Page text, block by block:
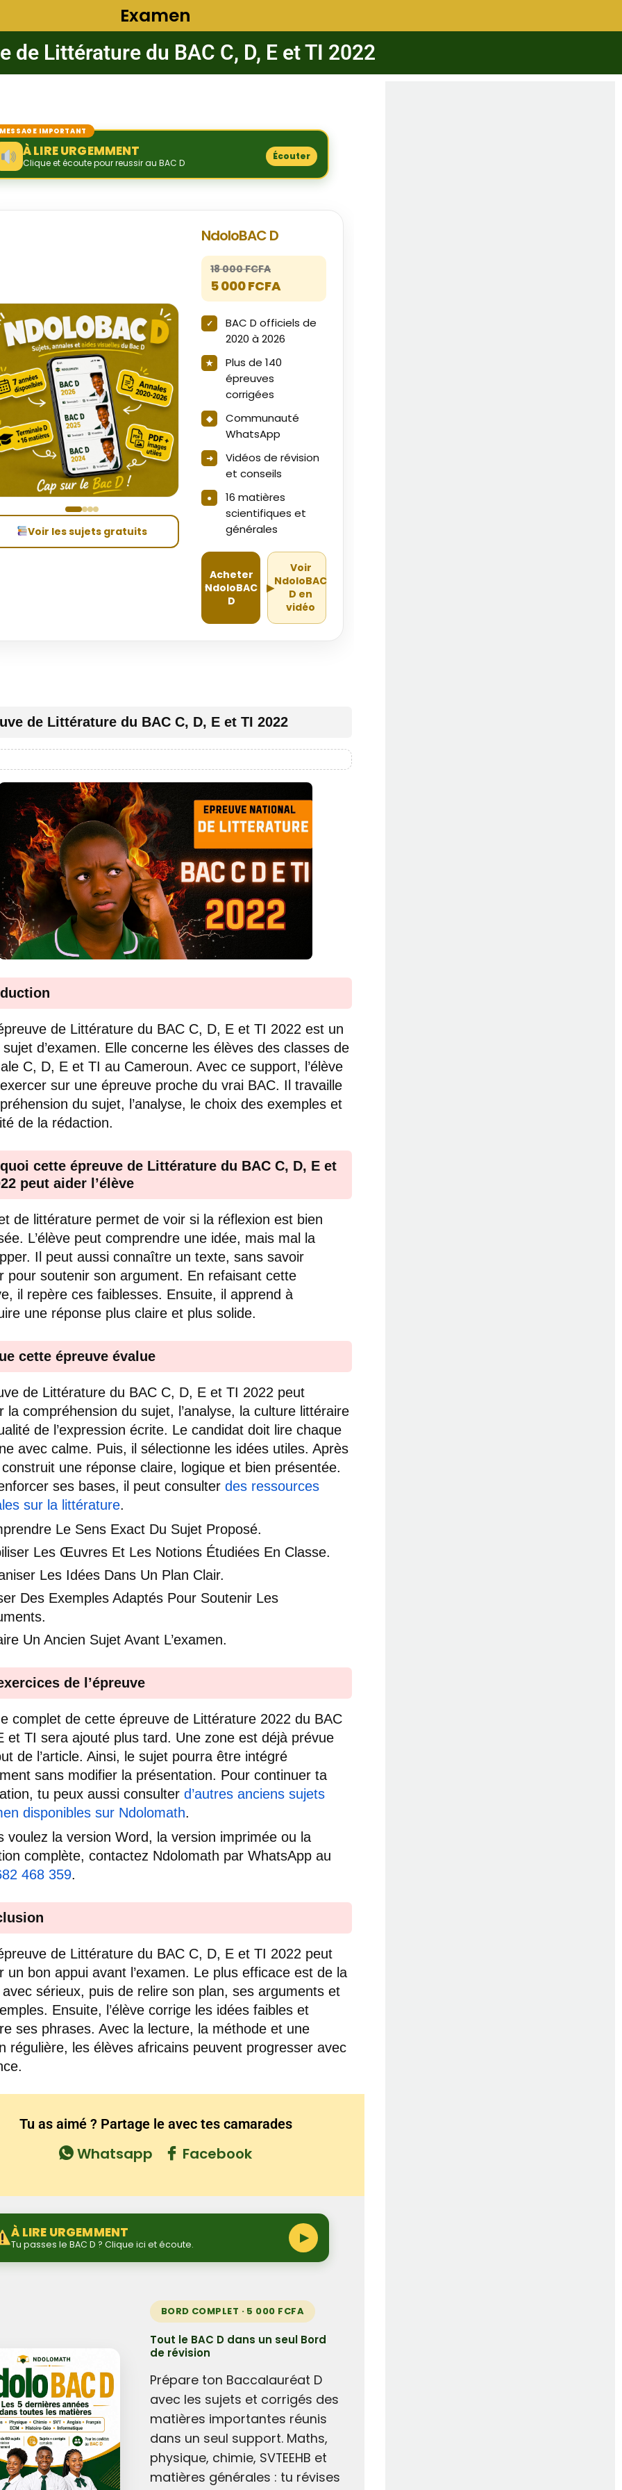
Examen
de Littérature du BAC C, D, E et TI 2022
MESSAGE IMPORTANT
À LIRE URGEMMENT
Clique et écoute pour reussir au BAC D
Écouter
Voir les sujets gratuits
NdoloBAC D
18 000 FCFA
5 000 FCFA
BAC D officiels de
2020 à 2026
Plus de 140
épreuves
corrigées
Communauté
WhatsApp
Vidéos de révision
et conseils
16 matières
scientifiques et
générales
Acheter
NdoloBAC
D
▶
Voir
NdoloBAC
D en
vidéo
de Littérature du BAC C, D, E et TI 2022
de Littérature du BAC C, D, E et TI 2022 est un
d’examen. Elle concerne les élèves des classes de
C, D, E et TI au Cameroun. Avec ce support, l’élève
sur une épreuve proche du vrai BAC. Il travaille
du sujet, l’analyse, le choix des exemples et
de la rédaction.
cette épreuve de Littérature du BAC C, D, E et
peut aider l’élève
de littérature permet de voir si la réflexion est bien
L’élève peut comprendre une idée, mais mal la
Il peut aussi connaître un texte, sans savoir
pour soutenir son argument. En refaisant cette
il repère ces faiblesses. Ensuite, il apprend à
une réponse plus claire et plus solide.
cette épreuve évalue
de Littérature du BAC C, D, E et TI 2022 peut
la compréhension du sujet, l’analyse, la culture littéraire
de l’expression écrite. Le candidat doit lire chaque
avec calme. Puis, il sélectionne les idées utiles. Après
une réponse claire, logique et bien présentée.
ses bases, il peut consulter des ressources
sur la littérature.
Le Sens Exact Du Sujet Proposé.
Les Œuvres Et Les Notions Étudiées En Classe.
Les Idées Dans Un Plan Clair.
Des Exemples Adaptés Pour Soutenir Les
Un Ancien Sujet Avant L’examen.
de l’épreuve
complet de cette épreuve de Littérature 2022 du BAC
et TI sera ajouté plus tard. Une zone est déjà prévue
de l’article. Ainsi, le sujet pourra être intégré
sans modifier la présentation. Pour continuer ta
tu peux aussi consulter d’autres anciens sujets
disponibles sur Ndolomath.
voulez la version Word, la version imprimée ou la
complète, contactez Ndolomath par WhatsApp au
468 359.
de Littérature du BAC C, D, E et TI 2022 peut
un bon appui avant l’examen. Le plus efficace est de la
sérieux, puis de relire son plan, ses arguments et
Ensuite, l’élève corrige les idées faibles et
ses phrases. Avec la lecture, la méthode et une
régulière, les élèves africains peuvent progresser avec
Tu as aimé ? Partage le avec tes camarades
Whatsapp Facebook
À LIRE URGEMMENT
Tu passes le BAC D ? Clique ici et écoute. ▶
BORD COMPLET · 5 000 FCFA
Tout le BAC D dans un seul Bord
de révision
Prépare ton Baccalauréat D
avec les sujets et corrigés des
matières importantes réunis
dans un seul support. Maths,
physique, chimie, SVTEEHB et
matières générales : tu révises